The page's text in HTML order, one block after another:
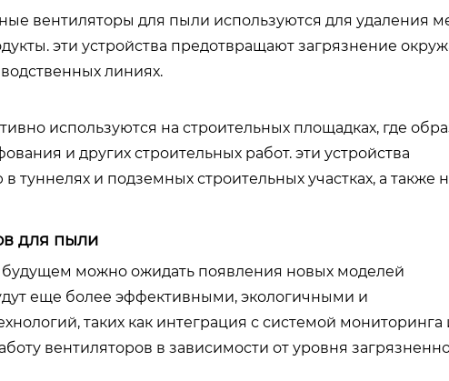
вентиляторы для пыли используются для удаления
эти устройства предотвращают загрязнение
линиях.
используются на строительных площадках, где
и других строительных работ. эти устройства
и подземных строительных участках, а также
для пыли
будущем можно ожидать появления новых моделей
еще более эффективными, экологичными и
таких как интеграция с системой мониторинга
вентиляторов в зависимости от уровня